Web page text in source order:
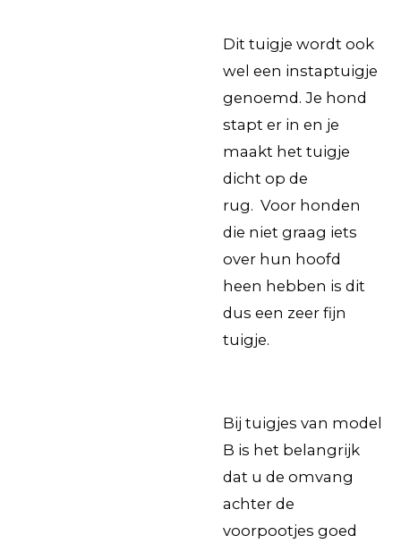
Dit tuigje wordt ook
wel een instaptuigje
genoemd. Je hond
stapt er in en je
maakt het tuigje
dicht op de
rug. Voor honden
die niet graag iets
over hun hoofd
heen hebben is dit
dus een zeer fijn
tuigje.
Bij tuigjes van model
B is het belangrijk
dat u de omvang
achter de
voorpootjes goed